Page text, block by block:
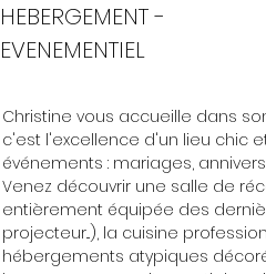
HEBERGEMENT -
EVENEMENTIEL
Christine vous accueille dans
c'est l'excellence d'un lieu chic
événements : mariages,
Venez découvrir une salle de
entièrement équipée des
projecteur...), la cuisine
hébergements atypiques